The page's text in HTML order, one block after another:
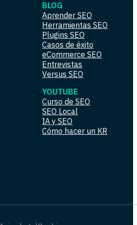
BLOG
Aprender SEO
Herramientas SEO
Plugins SEO
Casos de éxito
eCommerce SEO
Entrevistas
Versus SEO
YOUTUBE
Curso de SEO
SEO Local
IA y SEO
Cómo hacer un KR